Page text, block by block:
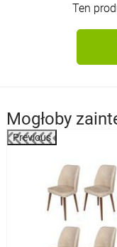
Ten
Mogłoby
Previous